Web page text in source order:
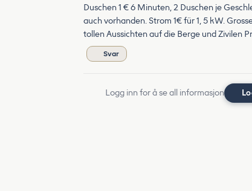
Duschen 1 € 6 Minuten, 2 Duschen je
auch vorhanden. Strom 1€ für 1, 5 kW.
tollen Aussichten auf die Berge und Zivilen
Svar
Logg inn for å se all informasjon